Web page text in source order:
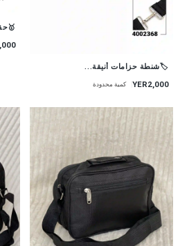
🏷شنطة حزامات أنيقة...
YER2,000 كمية محدودة